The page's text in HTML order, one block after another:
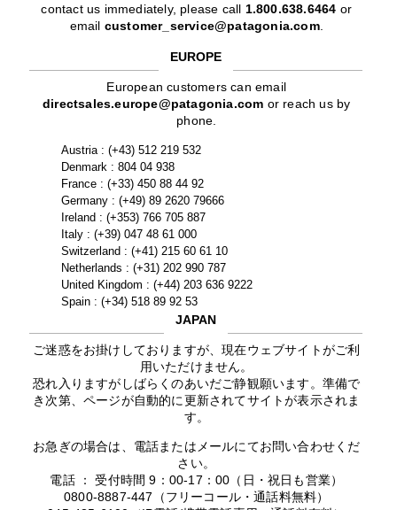
contact us immediately, please call 1.800.638.6464 or
email customer_service@patagonia.com.
EUROPE
European customers can email
directsales.europe@patagonia.com or reach us by
phone.
Austria : (+43) 512 219 532
Denmark : 804 04 938
France : (+33) 450 88 44 92
Germany : (+49) 89 2620 79666
Ireland : (+353) 766 705 887
Italy : (+39) 047 48 61 000
Switzerland : (+41) 215 60 61 10
Netherlands : (+31) 202 990 787
United Kingdom : (+44) 203 636 9222
Spain : (+34) 518 89 92 53
JAPAN
ご迷惑をお掛けしておりますが、現在ウェブサイトがご利
用いただけません。
恐れ入りますがしばらくのあいだご静観願います。準備で
き次第、ページが自動的に更新されてサイトが表示されま
す。
お急ぎの場合は、電話またはメールにてお問い合わせくだ
さい。
電話 ： 受付時間 9：00-17：00（日・祝日も営業）
0800-8887-447（フリーコール・通話料無料）